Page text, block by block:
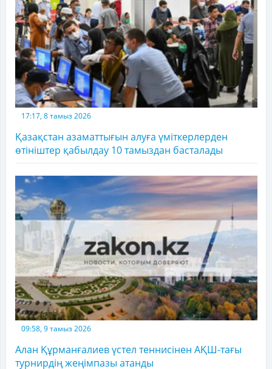
17:17, 8 тамыз 2026
Қазақстан азаматтығын алуға үміткерлерден
өтініштер қабылдау 10 тамыздан басталады
09:58, 9 тамыз 2026
Алан Құрманғалиев үстел теннисінен АҚШ-тағы
турнирдің жеңімпазы атанды